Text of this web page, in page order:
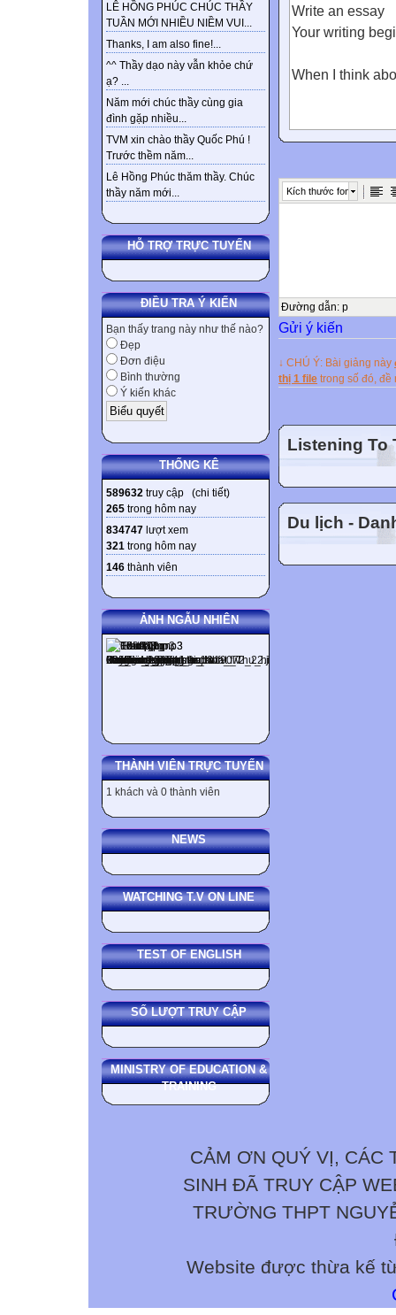
LÊ HỒNG PHÚC CHÚC THẦY
TUẦN MỚI NHIỀU NIỀM VUI...
Thanks, I am also fine!...
^^ Thầy dạo này vẫn khỏe chứ
ạ? ...
Năm mới chúc thầy cùng gia
đình gặp nhiều...
TVM xin chào thầy Quốc Phú !
Trước thềm năm...
Lê Hồng Phúc thăm thầy. Chúc
thầy năm mới...
HỖ TRỢ TRỰC TUYẾN
ĐIỀU TRA Ý KIẾN
Bạn thấy trang này như thế nào?
Đẹp
Đơn điệu
Bình thường
Ý kiến khác
THỐNG KÊ
589632 truy cập (chi tiết)
265 trong hôm nay
834747 lượt xem
321 trong hôm nay
146 thành viên
ẢNH NGẪU NHIÊN
THÀNH VIÊN TRỰC TUYẾN
1 khách và 0 thành viên
NEWS
WATCHING T.V ON LINE
TEST OF ENGLISH
SỐ LƯỢT TRUY CẬP
MINISTRY OF EDUCATION &
TRAINING
Write an essay
Your writing
When I think
When I think
the central
sea level and
increasing by 5
clean as it was.
I wish I were
Kích thước font
Đường dẫn: p
Gửi ý kiến
↓ CHÚ Ý: Bài giảng này
thị 1 file trong số đó, đề
Listening To
Du lịch -
CẢM ƠN QUÝ VỊ, CÁC
SINH ĐÃ TRUY CẬP
TRƯỜNG THPT
Website được thừa kế